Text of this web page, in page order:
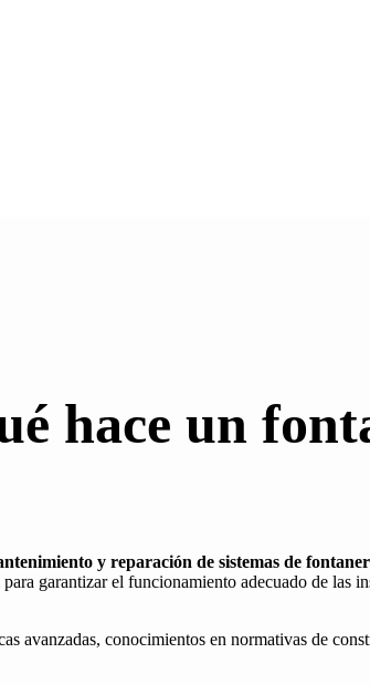
hace un
y reparación de sistemas de
garantizar el funcionamiento adecuado de las
avanzadas, conocimientos en normativas de